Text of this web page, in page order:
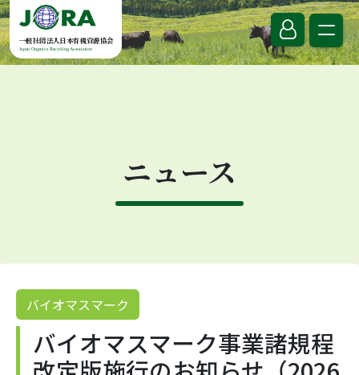
Skip to content
一般社団法人日本有機資源協会
Japan Organics Recycling Association
ニュース
バイオマスマーク
バイオマスマーク事業諸規程